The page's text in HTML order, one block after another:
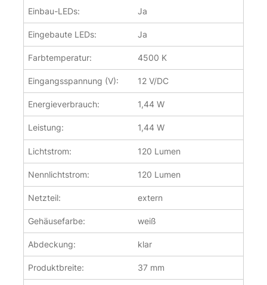
Einbau-LEDs: Ja
Eingebaute LEDs: Ja
Farbtemperatur: 4500 K
Eingangsspannung (V): 12 V/DC
Energieverbrauch: 1,44 W
Leistung: 1,44 W
Lichtstrom: 120 Lumen
Nennlichtstrom: 120 Lumen
Netzteil: extern
Gehäusefarbe: weiß
Abdeckung: klar
Produktbreite: 37 mm